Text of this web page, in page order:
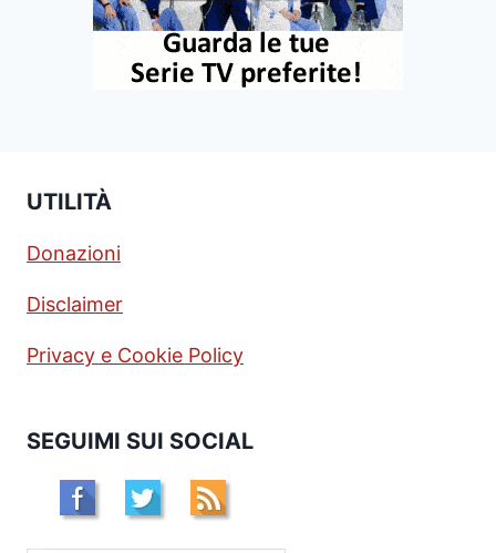
UTILITÀ
Donazioni
Disclaimer
Privacy e Cookie Policy
SEGUIMI SUI SOCIAL